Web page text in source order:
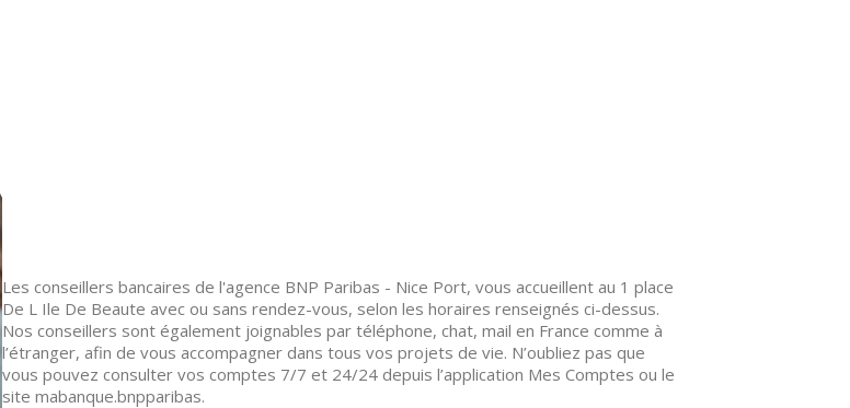
Les conseillers bancaires de l'agence BNP Paribas - Nice Port, vous accueillent au 1 place
De L Ile De Beaute avec ou sans rendez-vous, selon les horaires renseignés ci-dessus.
Nos conseillers sont également joignables par téléphone, chat, mail en France comme à
l’étranger, afin de vous accompagner dans tous vos projets de vie. N’oubliez pas que
vous pouvez consulter vos comptes 7/7 et 24/24 depuis l’application Mes Comptes ou le
site mabanque.bnpparibas.